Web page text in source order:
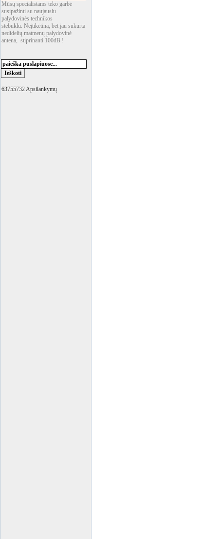
Mūsų specialistams teko garbė
susipažinti su naujausiu
palydovinės technikos
stebuklu. Neįtikėtina, bet jau sukurta
nedidelių matmenų palydovinė
antena, stiprinanti 100dB !
63755732 Apsilankymų